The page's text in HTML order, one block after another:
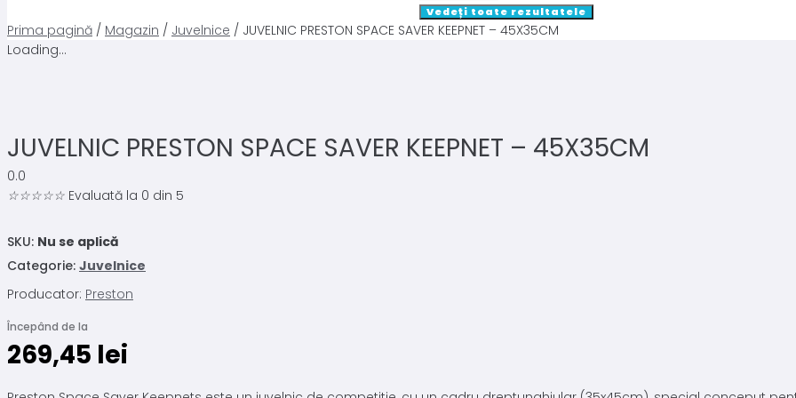
Vedeți toate rezultatele
Prima pagină / Magazin / Juvelnice / JUVELNIC PRESTON SPACE SAVER KEEPNET – 45X35CM
Loading...
JUVELNIC PRESTON SPACE SAVER KEEPNET – 45X35CM
0.0
☆☆☆☆☆ Evaluată la 0 din 5
SKU: Nu se aplică
Categorie: Juvelnice
Producator: Preston
Începând de la
269,45 lei